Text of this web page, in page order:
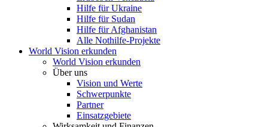
Hilfe für Ukraine
Hilfe für Sudan
Hilfe für Afghanistan
Alle Nothilfe-Projekte
World Vision erkunden
World Vision erkunden
Über uns
Vision und Werte
Schwerpunkte
Partner
Einsatzgebiete